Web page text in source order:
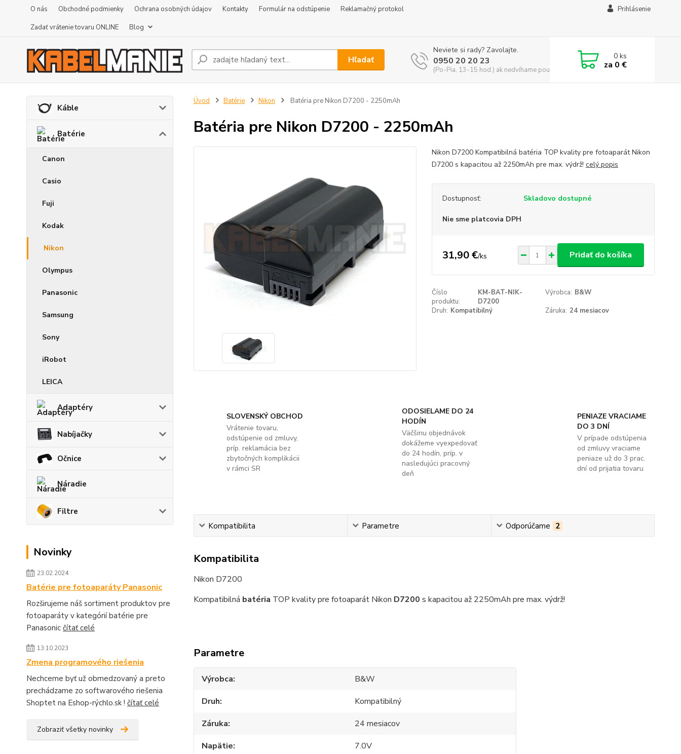
O nás Obchodné podmienky Ochrana osobných údajov Kontakty Formulár na odstúpenie
Reklamačný protokol
Zadať vrátenie tovaru ONLINE
Blog
Prihlásenie
Hľadať
Neviete si rady? Zavolajte.
0950 20 20 23
(Po-Pia, 13-15 hod.) ak nedvíhame použite CHATBOX
0ks
za 0 €
Káble
Batérie
Canon
Casio
Fuji
Kodak
Nikon
Olympus
Panasonic
Samsung
Sony
iRobot
LEICA
Adaptéry
Nabíjačky
Očnice
Náradie
Filtre
Novinky
23.02.2024
Batérie pre fotoaparáty Panasonic
Rozširujeme náš sortiment produktov pre
fotoaparáty v kategórií batérie pre
Panasonic čítať celé
13.10.2023
Zmena programového riešenia
Nechceme byť už obmedzovaný a preto
prechádzame zo softwarového riešenia
Shoptet na Eshop-rýchlo.sk ! čítať celé
Zobraziť všetky novinky
Úvod Batérie Nikon Batéria pre Nikon D7200 - 2250mAh
Batéria pre Nikon D7200 - 2250mAh
Nikon D7200 Kompatibilná batéria TOP kvality pre fotoaparát Nikon
D7200 s kapacitou až 2250mAh pre max. výdrž! celý popis
Dostupnosť: Skladovo dostupné
Nie sme platcovia DPH
31,90 €/ks Pridať do košíka
Číslo
produktu:
KM-BAT-NIK-
D7200
Výrobca: B&W
Druh: Kompatibilný Záruka: 24 mesiacov
SLOVENSKÝ OBCHOD
Vrátenie tovaru,
odstúpenie od zmluvy,
príp. reklamácia bez
zbytočných komplikácii
v rámci SR
ODOSIELAME DO 24
HODÍN
Väčšinu objednávok
dokážeme vyexpedovať
do 24 hodín, príp. v
nasledujúci pracovný
deň
PENIAZE VRACIAME
DO 3 DNÍ
V prípade odstúpenia
od zmluvy vraciame
peniaze už do 3 prac.
dní od prijatia tovaru
Kompatibilita Parametre Odporúčame 2
Kompatibilita
Nikon D7200
Kompatibilná batéria TOP kvality pre fotoaparát Nikon D7200 s kapacitou až 2250mAh pre max. výdrž!
Parametre
Výrobca
B&W
Druh
Kompatibilný
Záruka
24 mesiacov
Napätie
7.0V